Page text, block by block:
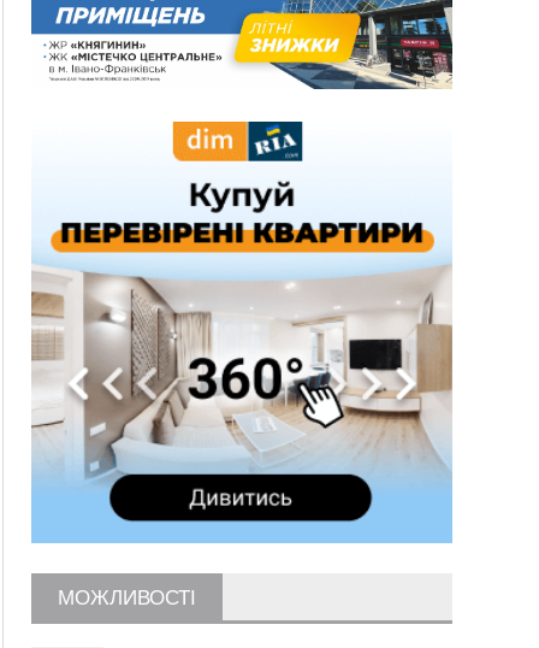
10:43
За змову на тендері для Долинської лікарні
двох підприємців оштрафували на 272 тисячі
гривень
Яремчанський суд виніс вирок чоловіку, який
за 8,5 тисяч
давньоруську вагову гирку XII–XIII століть
09:39
У Франківську медики провели серію
складних операцій на аорті
Вчора
22:22 ФОТО У Богородчанах на "зебрі" водій Audi
наїхав на хлопчика з велосипедом
Загальна площа всіх книгарень України - трохи
більше ніж 6 футбольних полів
20:47
На "зебрі" у Франківську два мотоциклісти
збили жінку
Прикарпаття серед лідерів за будівництвом
новобудов і рекордсмен за зростанням цін на
16:20
У Франківську дружина загиблого воїна
створила організацію «КОД 7'Я», аби
МОЖЛИВОСТІ